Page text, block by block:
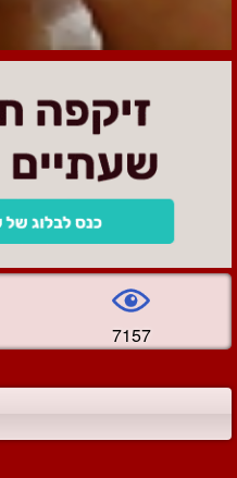
7157